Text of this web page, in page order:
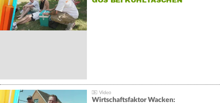
Wirtschaftsfaktor Wacken: